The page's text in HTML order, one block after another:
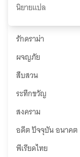
รักดราม่า
ผจญภัย
สืบสวน
ระทึกขวัญ
สงคราม
อดีต ปัจจุบัน อนาคต
พีเรียดไทย
นิยายแปล
ยอด
ยุทธ
ต่าง
ภพ
แล้ว)
6215.57K
วิญญาณชาวยุทธหลุด
วิชากระบี่ หมัดมวย
อาศัยอาวุธเวทแหวก
มือสั